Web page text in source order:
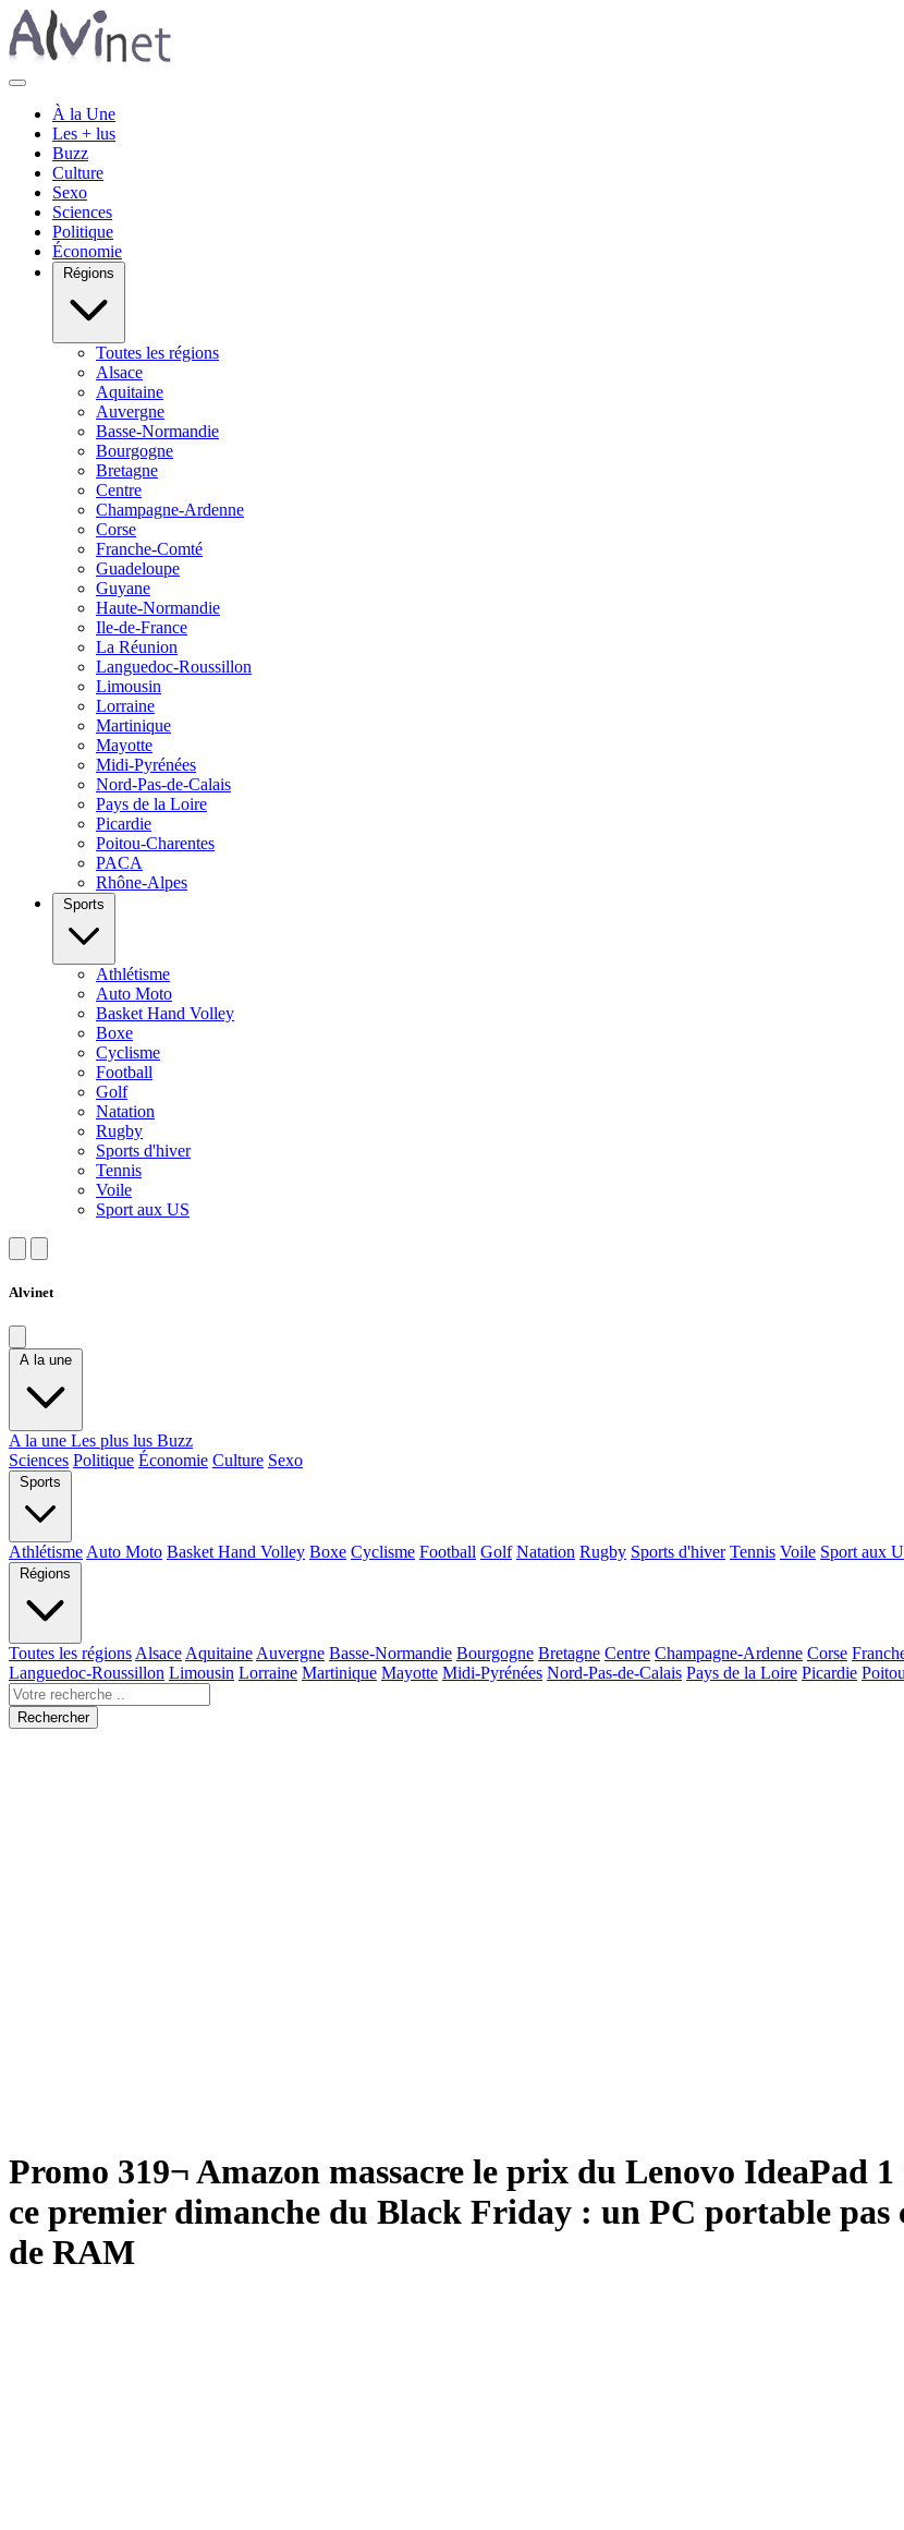
À la Une
Les + lus
Buzz
Culture
Sexo
Sciences
Politique
Économie
Régions
Toutes les régions
Alsace
Aquitaine
Auvergne
Basse-Normandie
Bourgogne
Bretagne
Centre
Champagne-Ardenne
Corse
Franche-Comté
Guadeloupe
Guyane
Haute-Normandie
Ile-de-France
La Réunion
Languedoc-Roussillon
Limousin
Lorraine
Martinique
Mayotte
Midi-Pyrénées
Nord-Pas-de-Calais
Pays de la Loire
Picardie
Poitou-Charentes
PACA
Rhône-Alpes
Sports
Athlétisme
Auto Moto
Basket Hand Volley
Boxe
Cyclisme
Football
Golf
Natation
Rugby
Sports d'hiver
Tennis
Voile
Sport aux US
Alvinet
A la une
A la une Les plus lus Buzz
Sciences Politique Économie Culture Sexo
Sports
Athlétisme Auto Moto Basket Hand Volley Boxe Cyclisme Football Golf Natation Rugby Sports d'hiver Tennis Voile Sport aux
Régions
Toutes les régions Alsace Aquitaine Auvergne Basse-Normandie Bourgogne Bretagne Centre Champagne-Ardenne Corse
Languedoc-Roussillon Limousin Lorraine Martinique Mayotte Midi-Pyrénées Nord-Pas-de-Calais Pays de la Loire Picardie
Rechercher
Promo 319¬ Amazon massacre le prix du Lenovo IdeaPad
ce premier dimanche du Black Friday : un PC portable
de RAM